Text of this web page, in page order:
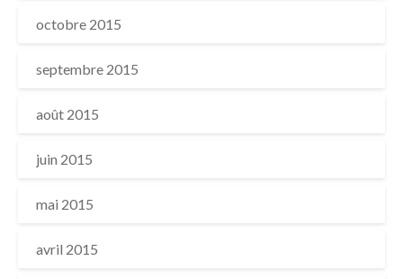
octobre 2015
septembre 2015
août 2015
juin 2015
mai 2015
avril 2015